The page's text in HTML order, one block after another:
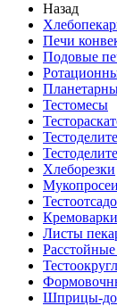
Назад
Печи
Подовые
Тестомесы
Хлеборезки
Кремоварки
Листы
Шприцы-